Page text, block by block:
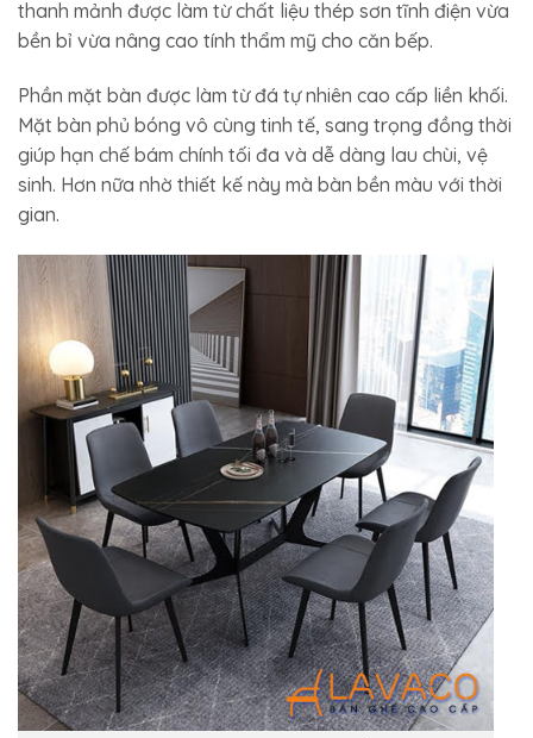
thanh mảnh được làm từ chất liệu thép sơn tĩnh điện vừa
bền bỉ vừa nâng cao tính thẩm mỹ cho căn bếp.
Phần mặt bàn được làm từ đá tự nhiên cao cấp liền khối.
Mặt bàn phủ bóng vô cùng tinh tế, sang trọng đồng thời
giúp hạn chế bám chính tối đa và dễ dàng lau chùi, vệ
sinh. Hơn nữa nhờ thiết kế này mà bàn bền màu với thời
gian.